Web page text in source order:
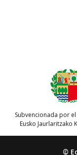
Subvencionada por
Eusko Jaurlaritzako
©